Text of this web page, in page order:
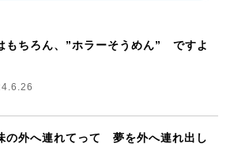
もちろん、”ホラーそうめん” ですよ
の外へ連れてって 夢を外へ連れ出し